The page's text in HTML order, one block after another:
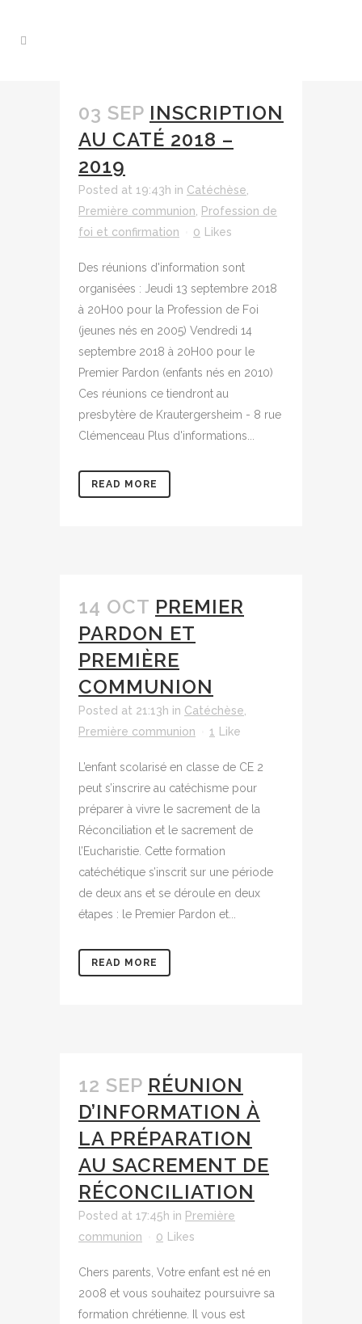
03 SEP INSCRIPTION
AU CATÉ 2018 –
2019
Posted at 19:43h in Catéchèse
Première communion
Profession de
foi et confirmation
0 Likes
Des réunions d'information sont
organisées : Jeudi 13 septembre 2018
à 20H00 pour la Profession de Foi
(jeunes nés en 2005) Vendredi 14
septembre 2018 à 20H00 pour le
Premier Pardon (enfants nés en 2010)
Ces réunions ce tiendront au
presbytère de Krautergersheim - 8 rue
Clémenceau Plus d'informations...
READ MORE
14 OCT PREMIER
PARDON ET
PREMIÈRE
COMMUNION
Posted at 21:13h in Catéchèse
Première communion
1 Like
L’enfant scolarisé en classe de CE 2
peut s’inscrire au catéchisme pour
préparer à vivre le sacrement de la
Réconciliation et le sacrement de
l’Eucharistie. Cette formation
catéchétique s’inscrit sur une période
de deux ans et se déroule en deux
étapes : le Premier Pardon et...
READ MORE
12 SEP RÉUNION
D’INFORMATION À
LA PRÉPARATION
AU SACREMENT DE
RÉCONCILIATION
Posted at 17:45h in Première
communion
0 Likes
Chers parents, Votre enfant est né en
2008 et vous souhaitez poursuivre sa
formation chrétienne. Il vous est